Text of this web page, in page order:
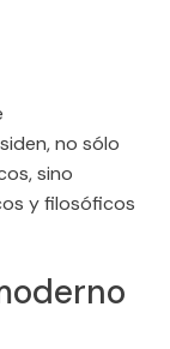
no sólo
sino
y filosóficos